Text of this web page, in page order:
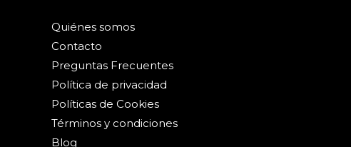
Quiénes somos
Contacto
Preguntas Frecuentes
Política de privacidad
Políticas de Cookies
Términos y condiciones
Blog